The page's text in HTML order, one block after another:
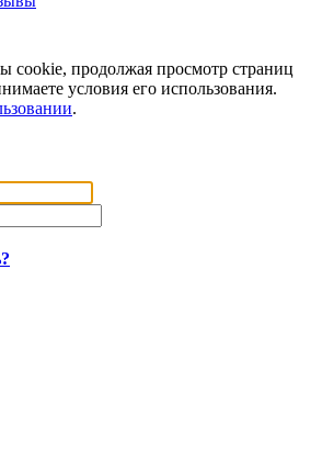
cookie, продолжая просмотр страниц
условия его использования.
.